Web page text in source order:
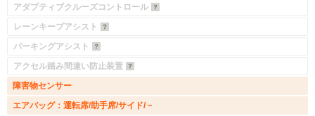
アダプティブクルーズコントロール
レーンキープアシスト
パーキングアシスト
アクセル踏み間違い防止装置
障害物センサー
エアバッグ：運転席/助手席/サイド/－